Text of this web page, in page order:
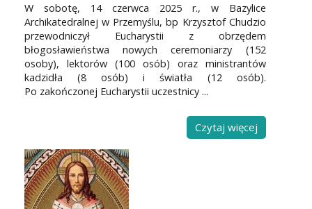
W sobotę, 14 czerwca 2025 r., w Bazylice
Archikatedralnej w Przemyślu, bp Krzysztof Chudzio
przewodniczył Eucharystii z obrzędem
błogosławieństwa nowych ceremoniarzy (152
osoby), lektorów (100 osób) oraz ministrantów
kadzidła (8 osób) i światła (12 osób).
Po zakończonej Eucharystii uczestnicy ...
Czytaj więcej